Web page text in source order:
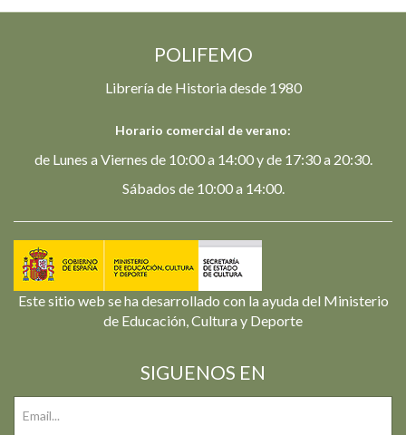
POLIFEMO
Librería de Historia desde 1980
Horario comercial de verano:
de Lunes a Viernes de 10:00 a 14:00 y de 17:30 a 20:30.
Sábados de 10:00 a 14:00.
Este sitio web se ha desarrollado con la ayuda del Ministerio
de Educación, Cultura y Deporte
SIGUENOS EN